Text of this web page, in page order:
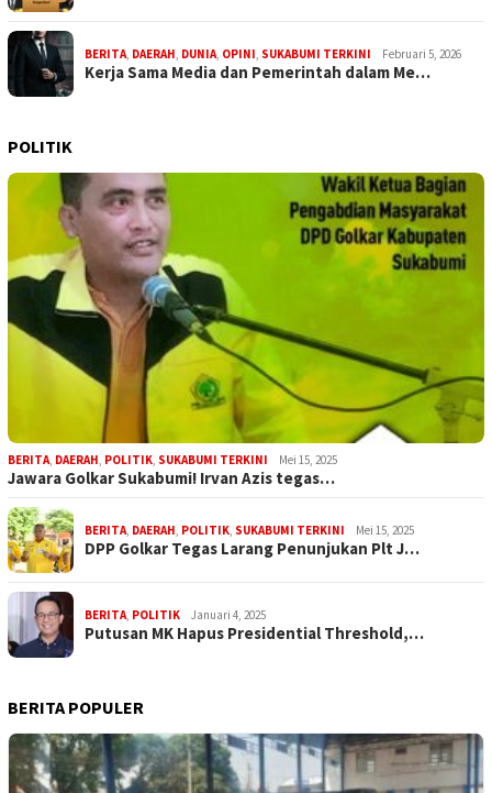
BERITA, DAERAH, DUNIA, OPINI, SUKABUMI TERKINI Februari 5, 2026
Kerja Sama Media dan Pemerintah dalam Me…
POLITIK
BERITA, DAERAH, POLITIK, SUKABUMI TERKINI Mei 15, 2025
Jawara Golkar Sukabumi! Irvan Azis tegas…
BERITA, DAERAH, POLITIK, SUKABUMI TERKINI Mei 15, 2025
DPP Golkar Tegas Larang Penunjukan Plt J…
BERITA, POLITIK Januari 4, 2025
Putusan MK Hapus Presidential Threshold,…
BERITA POPULER